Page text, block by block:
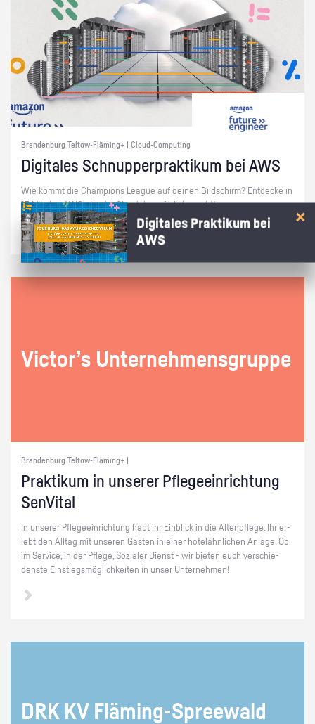
Brandenburg Teltow-Fläming+ | Cloud-Computing
Di­gi­ta­les Schnup­per­prak­ti­kum bei AWS
Wie kommt die Cham­pi­ons Le­ague auf dei­nen Bild­schirm? Ent­de­cke in
15 Min. bei AWS, wie die Cloud das mög­lich macht!
Vic­tor’s Un­ter­neh­mens­grup­pe
Brandenburg Teltow-Fläming+ |
Prak­ti­kum in un­se­rer Pfle­ge­ein­rich­tung
Sen­Vi­tal
In un­se­rer Pfle­ge­ein­rich­tung habt ihr Ein­blick in die Al­ten­pfle­ge. Ihr er­
lebt den All­tag mit un­se­ren Gäs­ten in einer ho­tel­ähn­li­chen An­la­ge. Ob
im Ser­vice, in der Pfle­ge, So­zia­ler Dienst - wir bie­ten euch ver­schie­
dens­te Ein­stiegs­mög­lich­kei­ten in unser Un­ter­neh­men!
DRK KV Flä­ming-Spree­wald
Digitales Praktikum bei
AWS